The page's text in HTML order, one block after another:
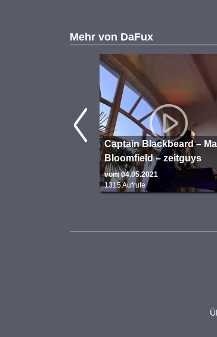
Mehr von DaFux
Captain Blackbeard –
Bloomfield – zeitguys
vom 04.05.2021
1315 Aufrufe